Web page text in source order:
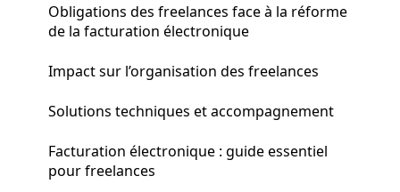
Obligations des freelances face à la réforme
de la facturation électronique
Impact sur l’organisation des freelances
Solutions techniques et accompagnement
Facturation électronique : guide essentiel
pour freelances